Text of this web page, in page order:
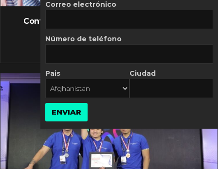
FLASH NEWS
Controversia de Mercado Libre por costos
10 MARZO, 2026
Correo electrónico
Número de teléfono
Pais Ciudad
ENVIAR